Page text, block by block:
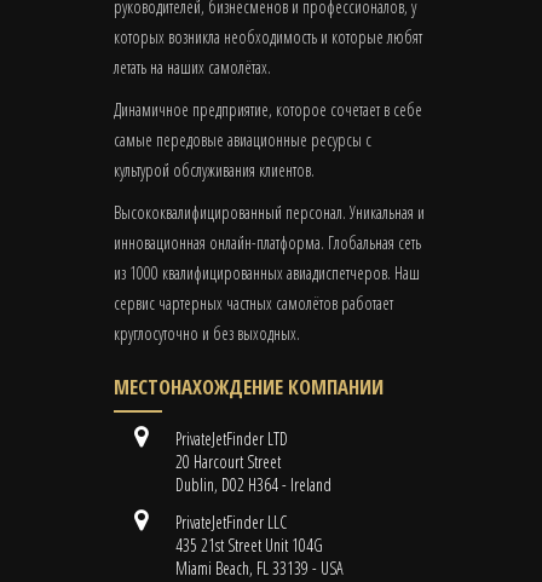
руководителей, бизнесменов и профессионалов, у
которых возникла необходимость и которые любят
летать на наших самолётах.
Динамичное предприятие, которое сочетает в себе
самые передовые авиационные ресурсы с
культурой обслуживания клиентов.
Высококвалифицированный персонал. Уникальная и
инновационная онлайн-платформа. Глобальная сеть
из 1000 квалифицированных авиадиспетчеров. Наш
сервис чартерных частных самолётов работает
круглосуточно и без выходных.
МЕСТОНАХОЖДЕНИЕ КОМПАНИИ
PrivateJetFinder LTD
20 Harcourt Street
Dublin, D02 H364 - Ireland
PrivateJetFinder LLC
435 21st Street Unit 104G
Miami Beach, FL 33139 - USA